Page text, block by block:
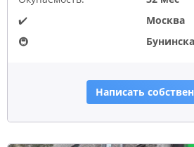
✔️
Москва
🚇
Написать